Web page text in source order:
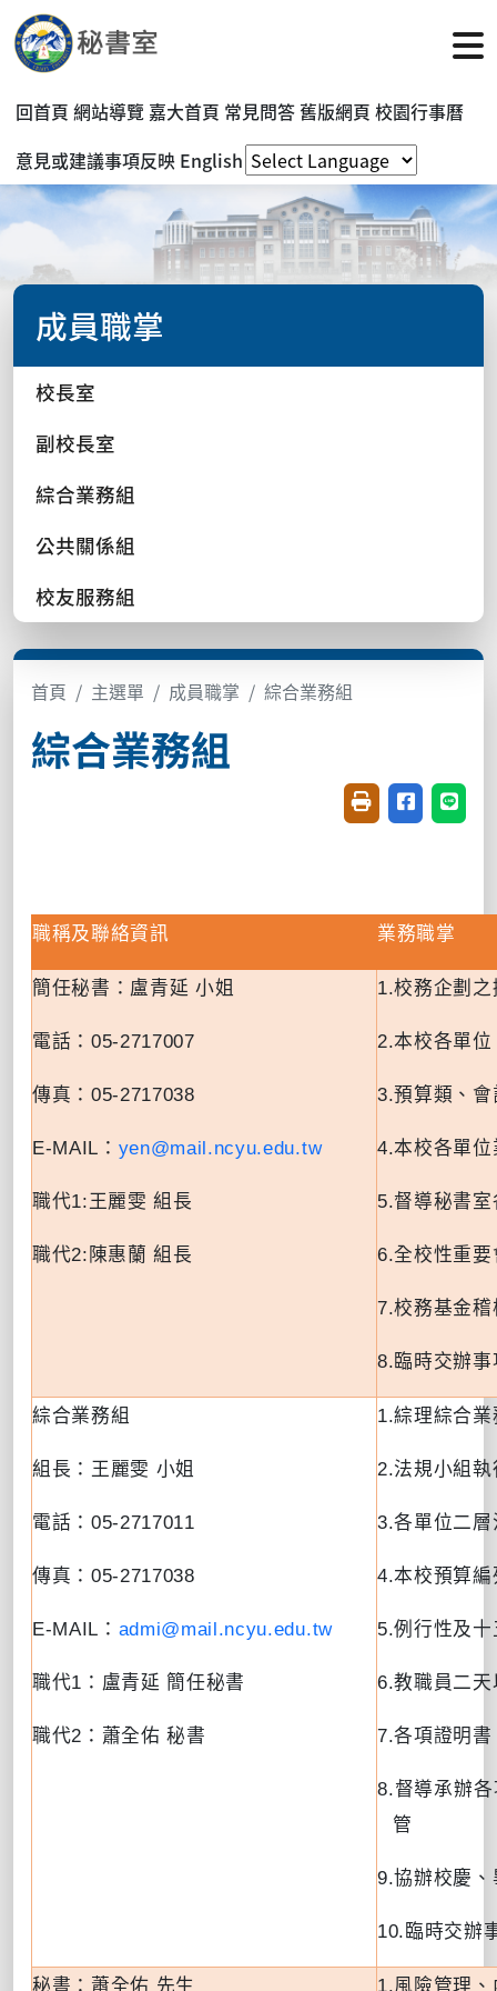
回首頁 網站導覽 嘉大首頁 常見問答 舊版網頁 校園行事曆
意見或建議事項反映 English
成員職掌
校長室
副校長室
綜合業務組
公共關係組
校友服務組
首頁 主選單 成員職掌 綜合業務組
綜合業務組
友善列印(開新視
分享至臉書
分享
職稱及聯絡資訊 業務職掌
簡任秘書：盧青延 小姐
電話：05-2717007
傳真：05-2717038
E-MAIL ： yen@mail.ncyu.edu.tw
職代1:王麗雯 組長
職代2:陳惠蘭 組長
1.校務企劃
2.本校各單
3.預算類、
4.本校各單
5.督導秘書
6.全校性重
7.校務基金稽
8.臨時交辦事
綜合業務組
組長：王麗雯 小姐
電話：05-2717011
傳真：05-2717038
E-MAIL ： admi@mail.ncyu.edu.tw
職代1 ：盧青延 簡任秘書
職代2 ：蕭全佑 秘書
1.綜理綜合
2.法規小組
3.各單位二
4.本校預算
5.例行性及
6.教職員二
7.各項證明
8.督導承辦
管
9.協辦校慶
10. 臨時交辦
秘書： 蕭全佑 先生 1.風險管理